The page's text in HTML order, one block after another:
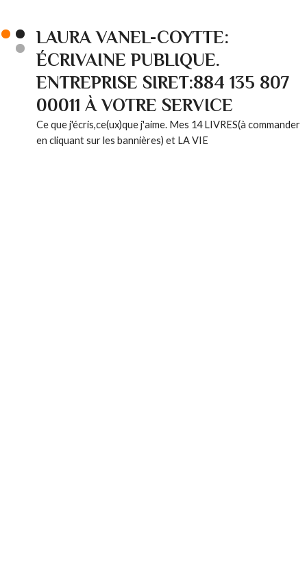
LAURA VANEL-COYTTE:
ÉCRIVAINE PUBLIQUE.
ENTREPRISE SIRET:884 135 807
00011 À VOTRE SERVICE
Ce que j'écris,ce(ux)que j'aime. Mes 14 LIVRES(à commander
en cliquant sur les bannières) et LA VIE